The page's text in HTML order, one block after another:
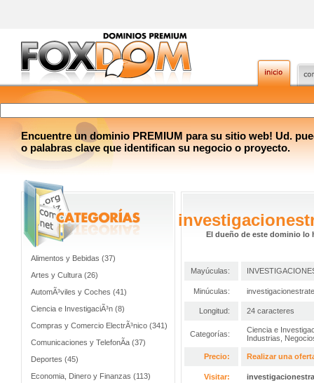
Encuentre un dominio PREMIUM para su sitio web! Ud.
o palabras clave que identifican su negocio o proyecto.
Alimentos y Bebidas (37)
Artes y Cultura (26)
AutomÃ³viles y Coches (41)
Ciencia e InvestigaciÃ³n (8)
Compras y Comercio ElectrÃ³nico (341)
Comunicaciones y TelefonÃ­a (37)
Deportes (45)
Economia, Dinero y Finanzas (113)
El dueño de este dominio lo
Mayúculas:
Minúculas:
Longitud: 24 caracteres
Categorías:
Ciencia e
Industrias
Precio: Realizar una
Visitar: